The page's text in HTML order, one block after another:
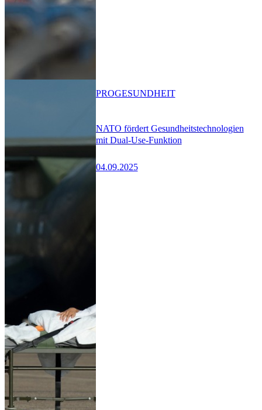
NATO fördert Gesundheitstechnologien
mit Dual-Use-Funktion
04.09.2025
PROGESUNDHEIT